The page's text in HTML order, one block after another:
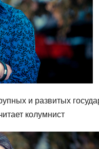
и развитых
колумнист